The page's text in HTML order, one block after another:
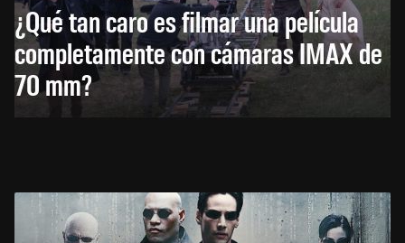
¿Qué tan caro es filmar una película
completamente con cámaras IMAX de
70 mm?